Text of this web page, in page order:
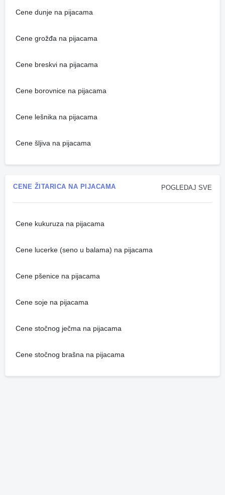
Cene dunje na pijacama
Cene grožđa na pijacama
Cene breskvi na pijacama
Cene borovnice na pijacama
Cene lešnika na pijacama
Cene šljiva na pijacama
POGLEDAJ SVE
CENE ŽITARICA NA PIJACAMA
Cene kukuruza na pijacama
Cene lucerke (seno u balama) na pijacama
Cene pšenice na pijacama
Cene soje na pijacama
Cene stočnog ječma na pijacama
Cene stočnog brašna na pijacama